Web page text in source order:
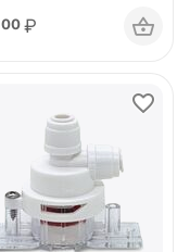
00 ₽